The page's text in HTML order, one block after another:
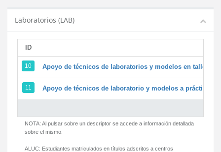
Laboratorios (LAB)
ID
10 Apoyo de técnicos de laboratorios y modelos en
11 Apoyo de técnicos de laboratorio y modelos a prácticas
NOTA: Al pulsar sobre un descriptor se accede a información detallada
sobre el mismo.
ALUC: Estudiantes matriculados en títulos adscritos a centros